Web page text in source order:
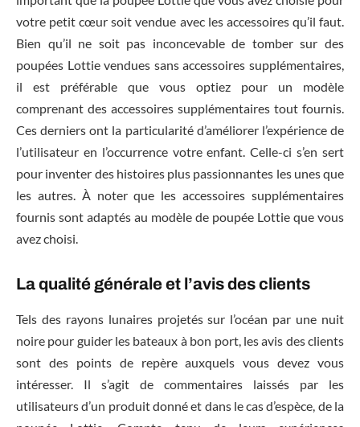
votre petit cœur soit vendue avec les accessoires qu’il faut.
Bien qu’il ne soit pas inconcevable de tomber sur des
poupées Lottie vendues sans accessoires supplémentaires,
il est préférable que vous optiez pour un modèle
comprenant des accessoires supplémentaires tout fournis.
Ces derniers ont la particularité d’améliorer l’expérience de
l’utilisateur en l’occurrence votre enfant. Celle-ci s’en sert
pour inventer des histoires plus passionnantes les unes que
les autres. À noter que les accessoires supplémentaires
fournis sont adaptés au modèle de poupée Lottie que vous
avez choisi.
La qualité générale et l’avis des clients
Tels des rayons lunaires projetés sur l’océan par une nuit
noire pour guider les bateaux à bon port, les avis des clients
sont des points de repère auxquels vous devez vous
intéresser. Il s’agit de commentaires laissés par les
utilisateurs d’un produit donné et dans le cas d’espèce, de la